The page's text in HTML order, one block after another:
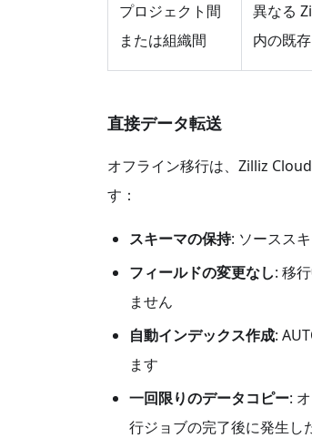
プロジェクト間
または組織間
異なる
内の既
直接データ転送
オフライン移行は、Zilliz
す：
スキーマの保持: ソースス
フィールドの変更なし: 移
ません
自動インデックス作成:
ます
一回限りのデータコピー:
行ジョブの完了後に発生し